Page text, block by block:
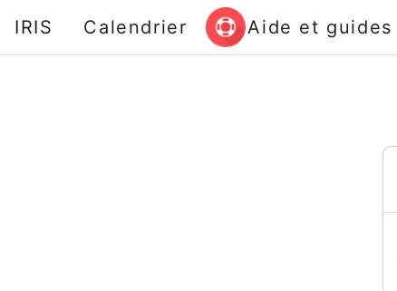
Passer au contenu principal
IRIS
Calendrier Aide et guides